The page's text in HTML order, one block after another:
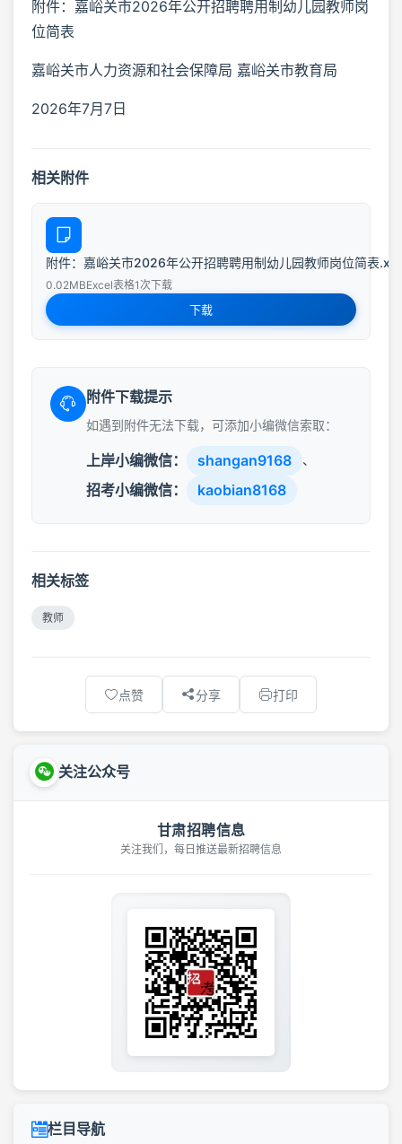
附件：嘉峪关市2026年公开招聘聘用制幼儿园教师岗
位简表
嘉峪关市人力资源和社会保障局 嘉峪关市教育局
2026年7月7日
相关附件
附件：嘉峪关市2026年公开招聘聘用制幼儿园教师岗位简表.xls
0.02MBExcel表格1次下载
下载
附件下载提示
如遇到附件无法下载，可添加小编微信索取：
上岸小编微信： shangan9168 、
招考小编微信： kaobian8168
相关标签
教师
点赞 分享 打印
关注公众号
甘肃招聘信息
关注我们，每日推送最新招聘信息
栏目导航